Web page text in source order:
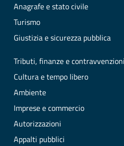
Anagrafe e stato civile
Turismo
Giustizia e sicurezza pubblica
Tributi, finanze e contravvenzioni
Cultura e tempo libero
Ambiente
Imprese e commercio
Autorizzazioni
Appalti pubblici